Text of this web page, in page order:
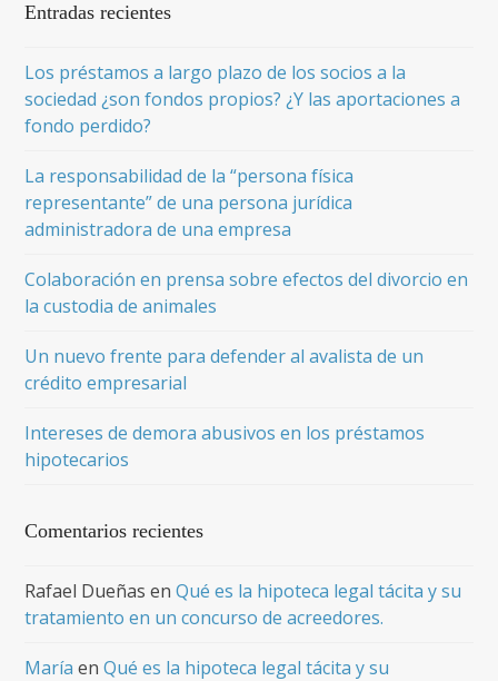
Entradas recientes
Los préstamos a largo plazo de los socios a la
sociedad ¿son fondos propios? ¿Y las aportaciones a
fondo perdido?
La responsabilidad de la “persona física
representante” de una persona jurídica
administradora de una empresa
Colaboración en prensa sobre efectos del divorcio en
la custodia de animales
Un nuevo frente para defender al avalista de un
crédito empresarial
Intereses de demora abusivos en los préstamos
hipotecarios
Comentarios recientes
Rafael Dueñas enQué es la hipoteca legal tácita y su
tratamiento en un concurso de acreedores.
María enQué es la hipoteca legal tácita y su